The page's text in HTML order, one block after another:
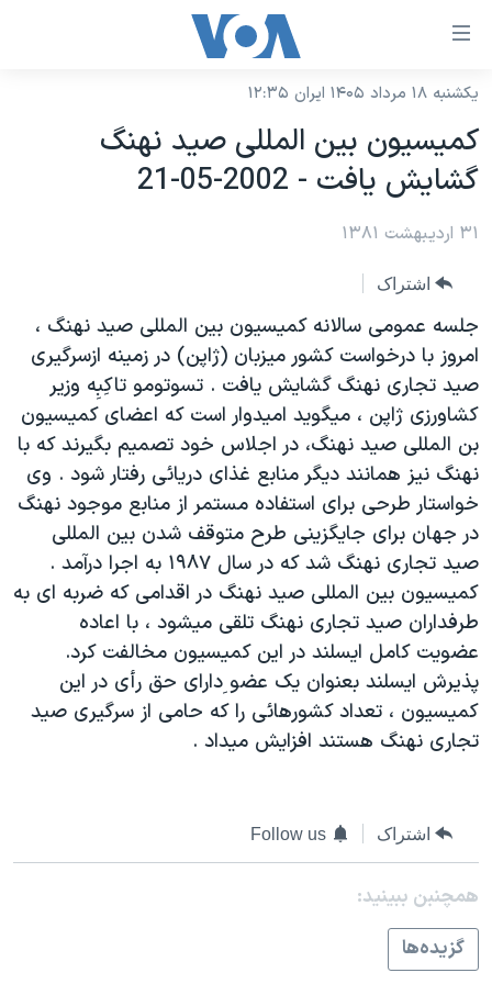
لینکهای
دسترسی
جهش
به
محتوای
اصلی
جهش
صفحه
اصلی
جهش
به
جستجو
نسخه سبک وب‌سایت
موضوع ها
ایران
آمریکا
ورزشی
گزیده‌ها
ویژه برنامه‌ها
ویدیوها
فرهنگ و زندگی
حقوق شهروندی
اقتصادی
علم و فناوری
اسرائیل در جنگ
گالری عکس
آرشیو پخش زنده
برنامه های تلویزیونی
جدول برنامه ها
صفحه‌های ویژه
جام جهانی ۲۰۲۶
عملیات خشم حماسی
۲۵۰سالگی آمریکا
بایگانی برنامه‌های تلویزیونی
مستندها
انتخابات ریاست جمهوری آمریکا ۲۰۲۴
حمله جمهوری اسلامی به اسرائیل
رمز مهسا
ورزش زنان در ایران
اعتراضات زن، زندگی، آزادی
مجموعه مستندهای دادخواهی
دادگاه حمید نوری
چهل سال گروگان‌گیری
قانون شفافیت دارائی کادر رهبری ایران
اعتراضات مردمی آبان ۹۸
فرکانس‌های صدای آمریکا
پخش رادیویی
یادگیری زبان انگلیسی
دنبال کنید
زبانهای مختلف
یکشنبه ۱۸ مرداد ۱۴۰۵ ایران ۱۲:۳۵
کميسيون بين المللی صيد نهنگ
گشايش يافت - 2002-05-21
۳۱ اردیبهشت ۱۳۸۱
اشتراک
جلسه عمومی سالانه کميسيون بين المللی صيد نهنگ ،
امروز با درخواست کشور ميزبان (ژاپن) در زمينه ازسرگيری
صيد تجاری نهنگ گشايش يافت . تسوتومو تاکِبِه وزير
کشاورزی ژاپن ، ميگويد اميدوار است که اعضای کميسيون
بن المللی صيد نهنگ، در اجلاس خود تصميم بگيرند که با
نهنگ نيز همانند ديگر منابع غذای دريائی رفتار شود . وی
خواستار طرحی برای استفاده مستمر از منابع موجود نهنگ
در جهان برای جايگزينی طرح متوقف شدن بين المللی
صيد تجاری نهنگ شد که در سال ۱۹۸۷ به اجرا درآمد .
کميسيون بين المللی صيد نهنگ در اقدامی که ضربه ای به
طرفداران صيد تجاری نهنگ تلقی ميشود ، با اعاده
عضويت کامل ايسلند در اين کميسيون مخالفت کرد.
پذيرش ايسلند بعنوان يک عضو ِدارای حق رأی در اين
کميسيون ، تعداد کشورهائی را که حامی از سرگيری صيد
تجاری نهنگ هستند افزايش ميداد .
اشتراک Follow us
همچنبن ببینید:
گزيده‌ها